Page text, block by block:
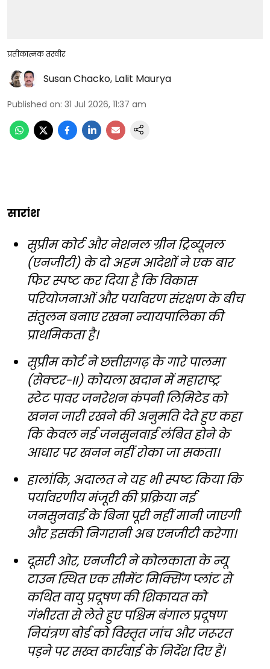
प्रतीकात्मक तस्वीर
Susan Chacko, Lalit Maurya
Published on: 31 Jul 2026, 11:37 am
सारांश
सुप्रीम कोर्ट और नेशनल ग्रीन ट्रिब्यूनल
(एनजीटी) के दो अहम आदेशों ने एक बार
फिर स्पष्ट कर दिया है कि विकास
परियोजनाओं और पर्यावरण संरक्षण के बीच
संतुलन बनाए रखना न्यायपालिका की
प्राथमिकता है।
सुप्रीम कोर्ट ने छत्तीसगढ़ के गारे पालमा
(सेक्टर-II) कोयला खदान में महाराष्ट्र
स्टेट पावर जनरेशन कंपनी लिमिटेड को
खनन जारी रखने की अनुमति देते हुए कहा
कि केवल नई जनसुनवाई लंबित होने के
आधार पर खनन नहीं रोका जा सकता।
हालांकि, अदालत ने यह भी स्पष्ट किया कि
पर्यावरणीय मंजूरी की प्रक्रिया नई
जनसुनवाई के बिना पूरी नहीं मानी जाएगी
और इसकी निगरानी अब एनजीटी करेगा।
दूसरी ओर, एनजीटी ने कोलकाता के न्यू
टाउन स्थित एक सीमेंट मिक्सिंग प्लांट से
कथित वायु प्रदूषण की शिकायत को
गंभीरता से लेते हुए पश्चिम बंगाल प्रदूषण
नियंत्रण बोर्ड को विस्तृत जांच और जरूरत
पड़ने पर सख्त कार्रवाई के निर्देश दिए हैं।